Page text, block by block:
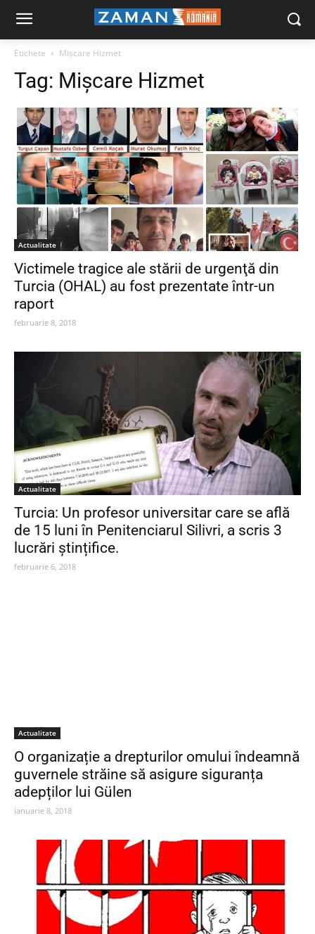
Etichete Mişcare Hizmet
Tag: Mişcare Hizmet
Actualitate
Victimele tragice ale stării de urgenţă din
Turcia (OHAL) au fost prezentate într-un
raport
februarie 8, 2018
Actualitate
Turcia: Un profesor universitar care se află
de 15 luni în Penitenciarul Silivri, a scris 3
lucrări ștințifice.
februarie 6, 2018
Actualitate
O organizație a drepturilor omului îndeamnă
guvernele străine să asigure siguranța
adepților lui Gülen
ianuarie 8, 2018